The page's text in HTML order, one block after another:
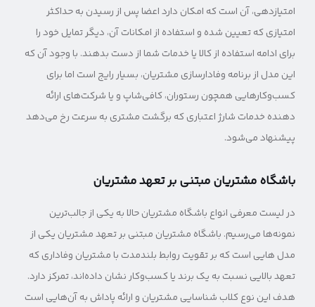
امتیازدهی، آن است که امکان دارد اعضا پس از رسیدن به حداکثر
امتیازی که تعیین شده و استفاده از امکانات آن، دیگر تمایل خود را
برای ادامه استفاده از کالا یا خدمات شما از دست بدهند. با وجود آن که
این مدل از برنامه وفادارسازی مشتریان، بسیار رایج است اما برای
کسب‌وکارهایی همچون رستوران، کافی‌شاپ و یا شرکت‌های ارائه
دهنده خدمات شارژ اعتباری که برگشت مشتری به سرعت رخ می‌دهد
پیشنهاد می‌شود.
باشگاه مشتریان مبتنی بر تعهد مشتریان
در لیست معرفی انواع باشگاه مشتریان حالا به یکی از جالب‌ترین
نمونه‌ها می‌رسیم. باشگاه مشتریان مبتنی بر تعهد مشتریان یکی از
مدل هایی است که بر تقویت روابط بلندمدت با مشتریان وفاداری که
تعهد بالایی نسبت به یک برند یا کسب‌وکار نشان داده‌اند، تمرکز دارد.
هدف این نوع کلاب شناسایی مشتریان و ارائه پاداش به آن‌هایی است